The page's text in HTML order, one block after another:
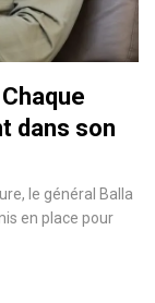
dans son
le général Balla
en place pour